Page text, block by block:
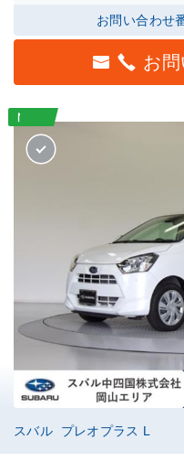
お問い合わせ
お
スバル プレオプラス L